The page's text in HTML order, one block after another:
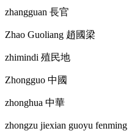
zhangguan 長官
Zhao Guoliang 趙國梁
zhimindi 殖民地
Zhongguo 中國
zhonghua 中華
zhongzu jiexian guoyu fenming